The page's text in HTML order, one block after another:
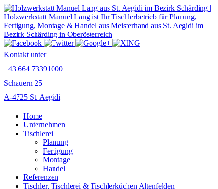
Kontakt unter
+43 664 73391000
Schauern 25
A-4725 St. Aegidi
Home
Unternehmen
Tischlerei
Planung
Fertigung
Montage
Handel
Referenzen
Tischler, Tischlerei & Tischlerküchen Altenfelden